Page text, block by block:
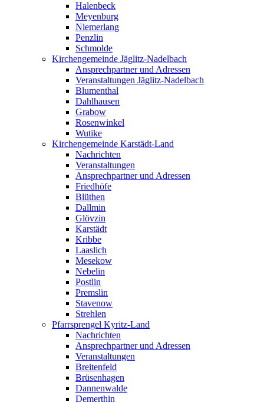
Halenbeck
Meyenburg
Niemerlang
Penzlin
Schmolde
Kirchengemeinde Jäglitz-Nadelbach
Ansprechpartner und Adressen
Veranstaltungen Jäglitz-Nadelbach
Blumenthal
Dahlhausen
Grabow
Rosenwinkel
Wutike
Kirchengemeinde Karstädt-Land
Nachrichten
Veranstaltungen
Ansprechpartner und Adressen
Friedhöfe
Blüthen
Dallmin
Glövzin
Karstädt
Kribbe
Laaslich
Mesekow
Nebelin
Postlin
Premslin
Stavenow
Strehlen
Pfarrsprengel Kyritz-Land
Nachrichten
Ansprechpartner und Adressen
Veranstaltungen
Breitenfeld
Brüsenhagen
Dannenwalde
Demerthin